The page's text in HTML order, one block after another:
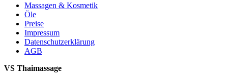
Massagen & Kosmetik
Öle
Preise
Impressum
Datenschutzerklärung
AGB
VS Thaimassage